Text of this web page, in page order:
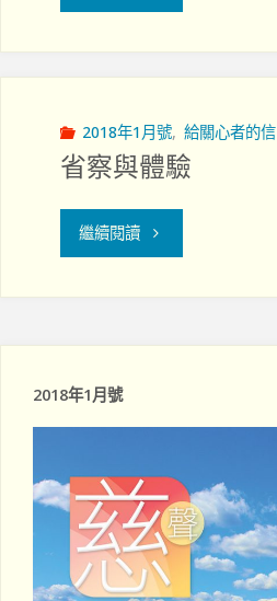
–
詩"
與
神
同
2018年1月號, 給關心者的信
省察與體驗
繼續閱讀"省
2018年1月號